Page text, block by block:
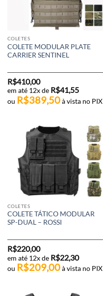
COLETES
COLETE MODULAR PLATE
CARRIER SENTINEL
R$410,00
em até 12x de R$41,55
ou R$389,50 à vista no PIX
COLETES
COLETE TÁTICO MODULAR
SP-DUAL – ROSSI
R$220,00
em até 12x de R$22,30
ou R$209,00 à vista no PIX